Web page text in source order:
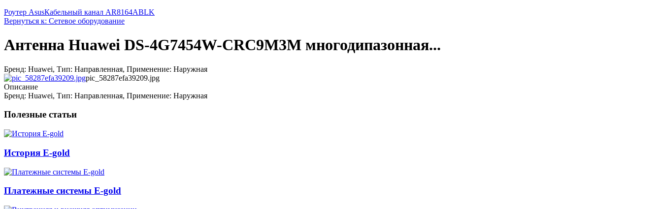
Роутер AsusКабельный канал AR8164ABLK
Вернуться к: Сетевое оборудование
Антенна Huawei DS-4G7454W-CRC9M3M многодипазонная...
Бренд: Huawei, Тип: Направленная, Применение: Наружная
pic_58287efa39209.jpg
Описание
Бренд: Huawei, Тип: Направленная, Применение: Наружная
Полезные статьи
История E-gold
Платежные системы E-gold